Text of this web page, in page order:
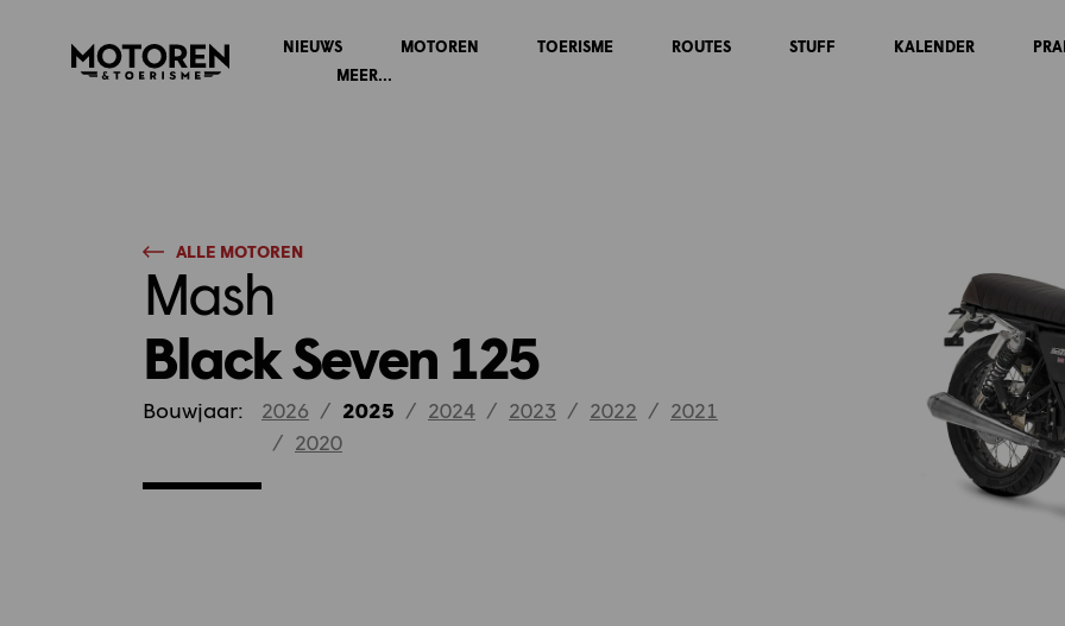
Homepage
NIEUWS MOTOREN TOERISME ROUTES STUFF KALENDER
MEER...
ALLE MOTOREN
Mash
Black Seven 125
Bouwjaar: 2026 / 2025 / 2024 / 2023 / 2022 / 2021
/ 2020